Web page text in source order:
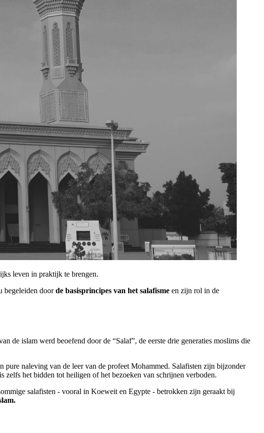
leven in praktijk te brengen.
begeleiden doorde basisprincipes van het salafisme en zijn rol in de
de islam werd beoefend door de “Salaf”, de eerste drie generaties moslims die
pure naleving van de leer van de profeet Mohammed. Salafisten zijn bijzonder
zelfs het bidden tot heiligen of het bezoeken van schrijnen verboden.
salafisten - vooral in Koeweit en Egypte - betrokken zijn geraakt bij